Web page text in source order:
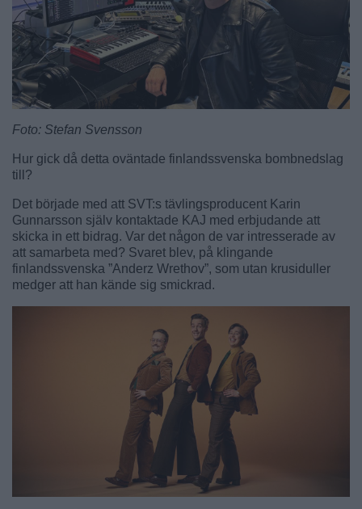
Foto: Stefan Svensson
Hur gick då detta oväntade finlandssvenska bombnedslag
till?
Det började med att SVT:s tävlingsproducent Karin
Gunnarsson själv kontaktade KAJ med erbjudande att
skicka in ett bidrag. Var det någon de var intresserade av
att samarbeta med? Svaret blev, på klingande
finlandssvenska ”Anderz Wrethov”, som utan krusiduller
medger att han kände sig smickrad.